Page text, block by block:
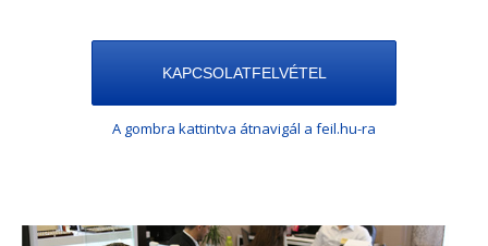
KAPCSOLATFELVÉTEL
A gombra kattintva átnavigál a feil.hu-ra